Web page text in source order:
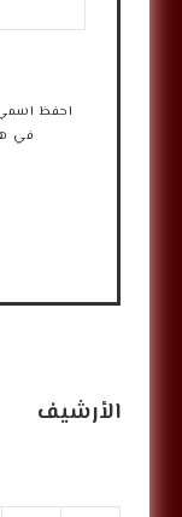
احفظ
في
الأرشيف